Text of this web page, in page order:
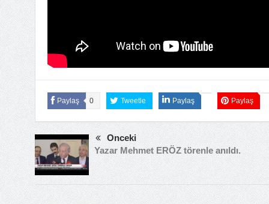
Paylaş 0 Tweetle Paylaş Paylaş
Önceki
Yazar Mehmet ERÖZ törenle anıldı.